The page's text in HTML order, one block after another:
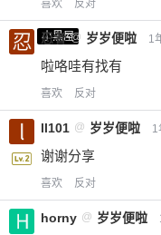
2 元
喜欢 反对
小黑屋
忍者 @ 岁岁便啦 1
啦咯哇有找有
喜欢 反对
ll101 @ 岁岁便啦 1
谢谢分享
喜欢 反对
horny @ 岁岁便啦